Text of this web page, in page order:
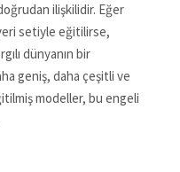
ilişkilidir. Eğer
setiyle eğitilirse,
dünyanın bir
geniş, daha çeşitli ve
modeller, bu engeli